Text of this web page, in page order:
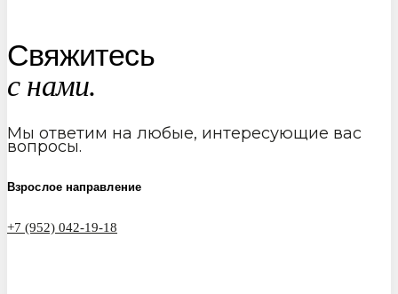
Свяжитесь
с нами.
Мы ответим на любые, интересующие вас
вопросы.
Взрослое направление
+7 (952) 042-19-18